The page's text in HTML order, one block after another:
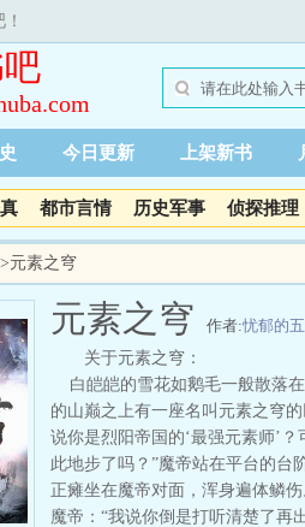
今日更新 上架新书
都市言情 历史军事 侦探推理
>元素之穹
元素之穹 作者:忧郁的
关于元素之穹：
白皑皑的雪花如鹅毛一般散落
的山巅之上有一座名叫元素之穹
说你是烈阳帝国的‘最强元素师’
此地步了吗？”魔帝站在平台的台
正瘫坐在魔帝对面，浑身遍体鳞
魔帝：“我说你倒是打听清楚了再